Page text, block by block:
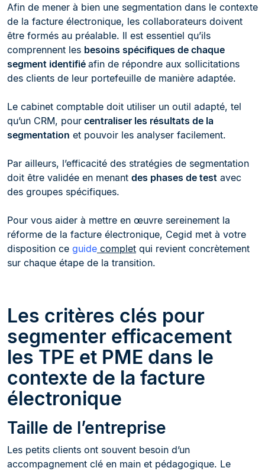
Afin de mener à bien une segmentation dans le contexte
de la facture électronique, les collaborateurs doivent
être formés au préalable. Il est essentiel qu’ils
comprennent les besoins spécifiques de chaque
segment identifié afin de répondre aux sollicitations
des clients de leur portefeuille de manière adaptée.
Le cabinet comptable doit utiliser un outil adapté, tel
qu’un CRM, pour centraliser les résultats de la
segmentation et pouvoir les analyser facilement.
Par ailleurs, l’efficacité des stratégies de segmentation
doit être validée en menant des phases de test avec
des groupes spécifiques.
Pour vous aider à mettre en œuvre sereinement la
réforme de la facture électronique, Cegid met à votre
disposition ce guide complet qui revient concrètement
sur chaque étape de la transition.
Les critères clés pour
segmenter efficacement
les TPE et PME dans le
contexte de la facture
électronique
Taille de l’entreprise
Les petits clients ont souvent besoin d’un
accompagnement clé en main et pédagogique. Le